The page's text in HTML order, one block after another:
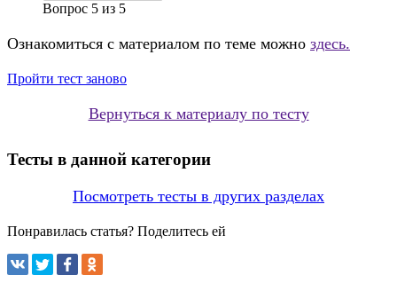
Вопрос 5 из 5
Ознакомиться с материалом по теме можно здесь.
Пройти тест заново
Вернуться к материалу по тесту
Тесты в данной категории
Посмотреть тесты в других разделах
Понравилась статья? Поделитесь ей